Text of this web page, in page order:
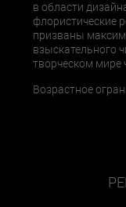
в области
флористические
призваны
взыскательного
творческом мире
Возрастное